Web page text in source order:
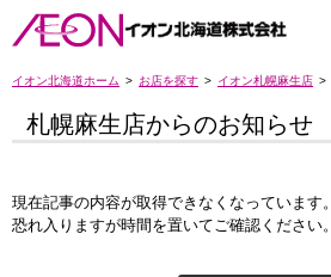
イオン北海道ホーム お店を探す イオン札幌麻生店
札幌麻生店からのお知らせ
現在記事の内容が取得できなくなっています。
恐れ入りますが時間を置いてご確認ください。